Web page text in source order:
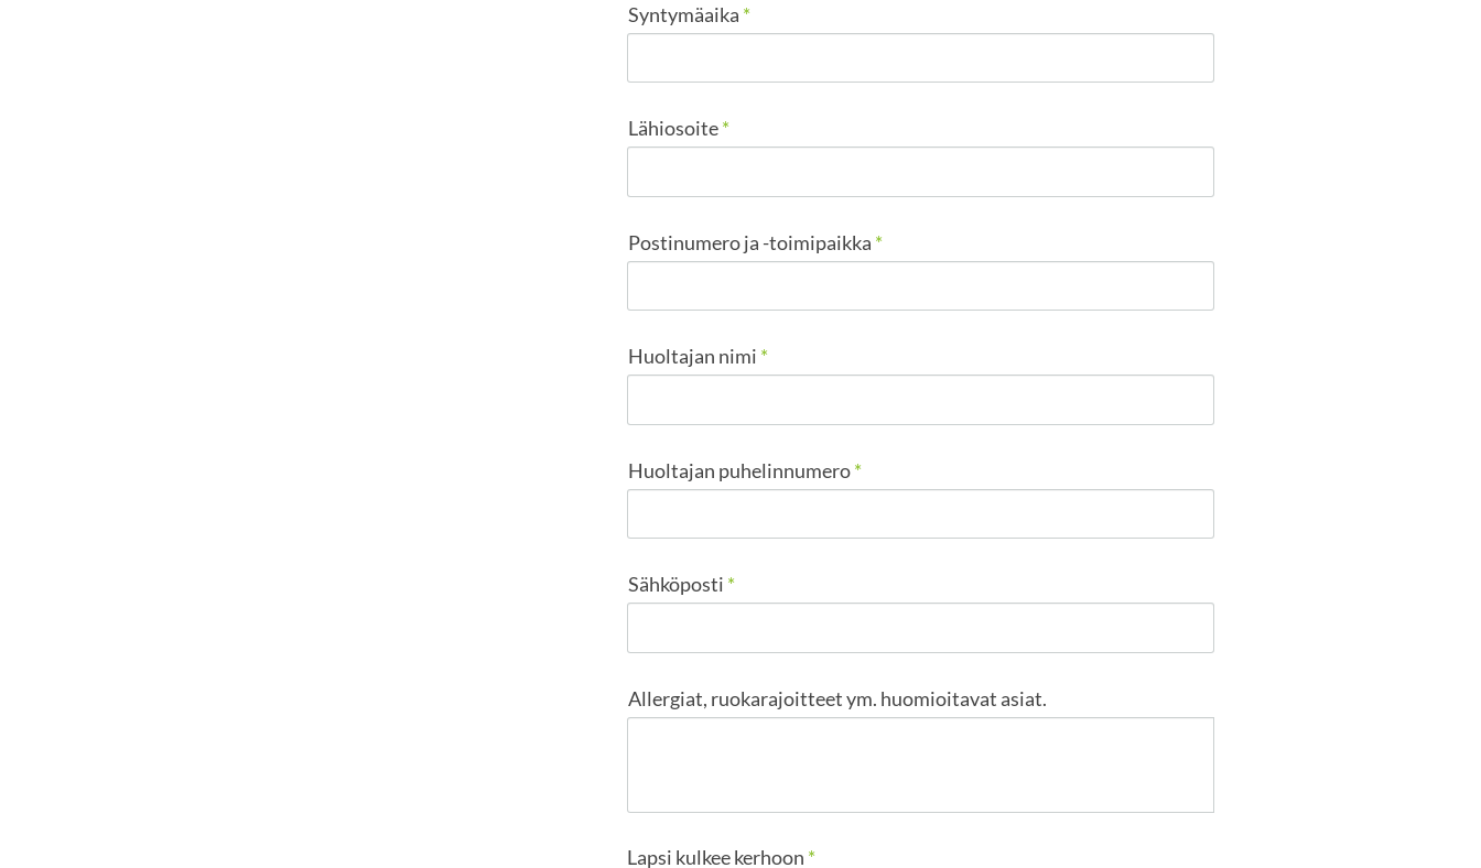
Syntymäaika *
Lähiosoite*
Postinumero ja -toimipaikka *
Huoltajan nimi *
Huoltajan puhelinnumero*
Sähköposti *
Allergiat, ruokarajoitteet ym. huomioitavat asiat.
Lapsi kulkee kerhoon *